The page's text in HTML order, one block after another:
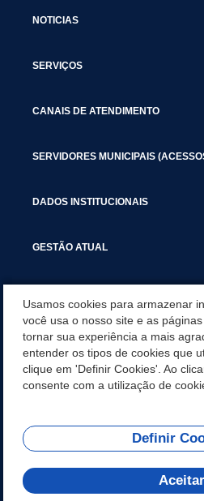
NOTICIAS
SERVIÇOS
CANAIS DE ATENDIMENTO
SERVIDORES MUNICIPAIS
DADOS INSTITUCIONAIS
GESTÃO ATUAL
PESQUISA DE SATISFAÇÃO DOS
SERVIÇOS DIGITAIS
CARDS
REDES SOCIAIS
Usamos cookies para armazenar
você usa o nosso site e as
tornar sua experiência a mais
entender os tipos de cookies que
clique em 'Definir Cookies'. Ao
consente com a utilização de
Definir
Aceitar